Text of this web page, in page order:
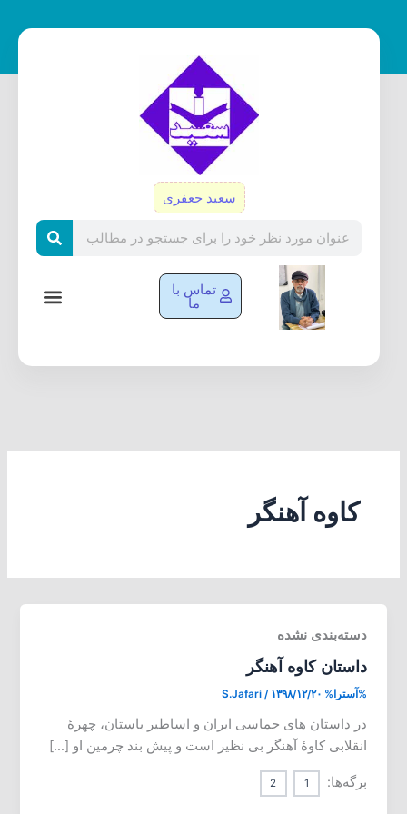
سعید جعفری
تماس با
ما
کاوه آهنگر
دسته‌بندی نشده
داستان کاوه آهنگر
%آسترا% S.Jafari / ۱۳۹۸/۱۲/۲۰
در داستان های حماسی ایران و اساطیر باستان، چهرهٔ
انقلابی کاوهٔ آهنگر بی نظیر است و پیش بند چرمین او […]
برگه‌ها: 1
2